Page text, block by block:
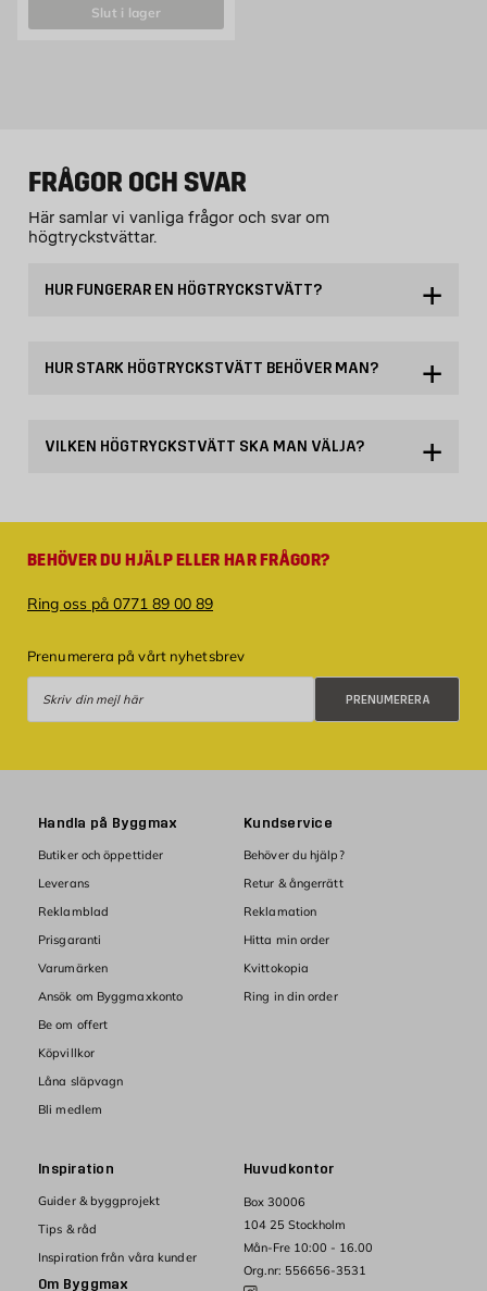
slut i lager
FRÅGOR OCH SVAR
Här samlar vi vanliga frågor och svar om
högtryckstvättar.
HUR FUNGERAR EN HÖGTRYCKSTVÄTT?
HUR STARK HÖGTRYCKSTVÄTT BEHÖVER MAN?
VILKEN HÖGTRYCKSTVÄTT SKA MAN VÄLJA?
BEHÖVER DU HJÄLP ELLER HAR FRÅGOR?
Ring oss på 0771 89 00 89
Prenumerera på vårt nyhetsbrev
PRENUMERERA
Huvudkontor
Box 30006
104 25 Stockholm
Mån-Fre 10:00 - 16.00
Org.nr: 556656-3531
Handla på Byggmax
Butiker och öppettider
Leverans
Reklamblad
Prisgaranti
Varumärken
Ansök om Byggmaxkonto
Be om offert
Köpvillkor
Låna släpvagn
Bli medlem
Kundservice
Behöver du hjälp?
Retur & ångerrätt
Reklamation
Hitta min order
Kvittokopia
Ring in din order
Inspiration
Guider & byggprojekt
Tips & råd
Inspiration från våra kunder
Om Byggmax